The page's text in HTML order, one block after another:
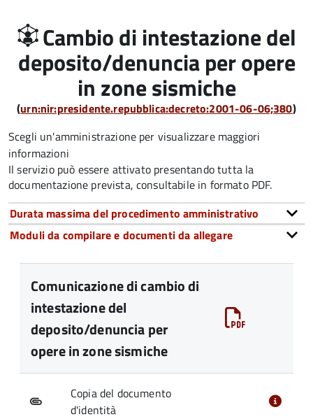
Cambio di intestazione del
deposito/denuncia per opere
in zone sismiche
(urn:nir:presidente.repubblica:decreto:2001-06-06;380)
Scegli un'amministrazione per visualizzare maggiori
informazioni
Il servizio può essere attivato presentando tutta la
documentazione prevista, consultabile in formato PDF.
Durata massima del procedimento amministrativo
Moduli da compilare e documenti da allegare
Comunicazione di cambio di
intestazione del
deposito/denuncia per
opere in zone sismiche
Copia del documento
d'identità